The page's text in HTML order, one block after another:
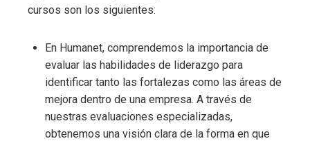
cursos son los siguientes:
En Humanet, comprendemos la importancia de
evaluar las habilidades de liderazgo para
identificar tanto las fortalezas como las áreas de
mejora dentro de una empresa. A través de
nuestras evaluaciones especializadas,
obtenemos una visión clara de la forma en que